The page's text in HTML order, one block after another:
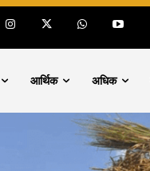
आर्थिक अधिक